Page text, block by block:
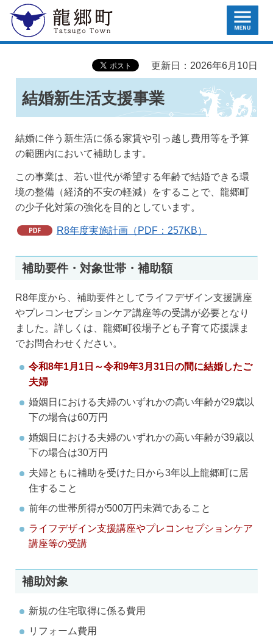
龍郷町 MENU
更新日：2026年6月10日
結婚新生活支援事業
結婚に伴う新生活に係る家賃や引っ越し費用等を予算
の範囲内において補助します。
この事業は、若い世代が希望する年齢で結婚できる環
境の整備（経済的不安の軽減）をすることで、龍郷町
の少子化対策の強化を目的としています。
R8年度実施計画（PDF：257KB）
補助要件・対象世帯・補助額
R8年度から、補助要件としてライフデザイン支援講座
やプレコンセプションケア講座等の受講が必要となり
ました。詳しくは、龍郷町役場子ども子育て応援課ま
でお問合わせください。
令和8年1月1日～令和9年3月31日の間に結婚したご
夫婦
婚姻日における夫婦のいずれかの高い年齢が29歳以
下の場合は60万円
婚姻日における夫婦のいずれかの高い年齢が39歳以
下の場合は30万円
夫婦ともに補助を受けた日から3年以上龍郷町に居
住すること
前年の世帯所得が500万円未満であること
ライフデザイン支援講座やプレコンセプションケア
講座等の受講
補助対象
新規の住宅取得に係る費用
リフォーム費用